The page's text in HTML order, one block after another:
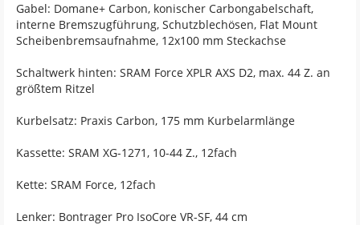
Gabel: Domane+ Carbon, konischer Carbongabelschaft,
interne Bremszugführung, Schutzblechösen, Flat Mount
Scheibenbremsaufnahme, 12x100 mm Steckachse
Schaltwerk hinten: SRAM Force XPLR AXS D2, max. 44 Z. an
größtem Ritzel
Kurbelsatz: Praxis Carbon, 175 mm Kurbelarmlänge
Kassette: SRAM XG-1271, 10-44 Z., 12fach
Kette: SRAM Force, 12fach
Lenker: Bontrager Pro IsoCore VR-SF, 44 cm